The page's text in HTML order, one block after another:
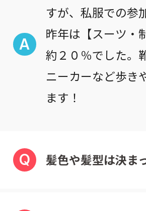
A
すが、私服での参
昨年は【スーツ・
約２０％でした。
ニーカーなど歩き
ます！
Q 髪色や髪型は決ま